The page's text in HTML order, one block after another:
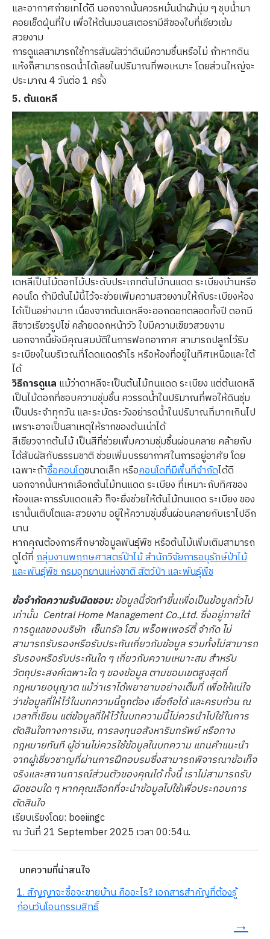
และอากาศถ่ายเทได้ดี นอกจากนั้นควรหมั่นนำผ้านุ่ม ๆ ชุบน้ำมา
คอยเช็ดฝุ่นที่ใบ เพื่อให้ต้นมอนสเตอรามีสีของใบที่เขียวเข้ม
สวยงาม
การดูแลสามารถใช้การสัมผัสว่าดินมีความชื้นหรือไม่ ถ้าหากดิน
แห้งก็สามารถรดน้ำได้เลยในปริมาณที่พอเหมาะ โดยส่วนใหญ่จะ
ประมาณ 4 วันต่อ 1 ครั้ง
5. ต้นเดหลี
เดหลีเป็นไม้ดอกไม้ประดับประเภทต้นไม้ทนแดด ระเบียงบ้านหรือ
คอนโด ถ้ามีต้นไม้นี้ไว้จะช่วยเพิ่มความสวยงามให้กับระเบียงห้อง
ได้เป็นอย่างมาก เนื่องจากต้นเดหลีจะออกดอกตลอดทั้งปี ดอกมี
สีขาวเรียวรูปไข่ คล้ายดอกหน้าวัว ใบมีความเขียวสวยงาม
นอกจากนี้ยังมีคุณสมบัติในการฟอกอากาศ สามารถปลูกไว้ริม
ระเบียงในบริเวณที่โดดแดดรำไร หรือห้องที่อยู่ในทิศเหนือและใต้
ได้
วิธีการดูแล แม้ว่าดาหลีจะเป็นต้นไม้ทนแดด ระเบียง แต่ต้นเดหลี
เป็นไม้ดอกที่ชอบความชุ่มชื้น ควรรดน้ำในปริมาณที่พอให้ดินชุ่ม
เป็นประจำทุกวัน และระมัดระวังอย่ารดน้ำในปริมาณที่มากเกินไป
เพราะอาจเป็นสาเหตุให้รากของต้นเน่าได้
สีเขียวจากต้นไม้ เป็นสีที่ช่วยเพิ่มความชุ่มชื้นผ่อนคลาย คล้ายกับ
ได้สัมผัสกับธรรมชาติ ช่วยเพิ่มบรรยากาศในการอยู่อาศัย​ โดย
เฉพาะถ้าซื้อคอนโดขนาดเล็ก หรือคอนโดที่มีพื้นที่จำกัดได้ดี
นอกจากนั้นหากเลือกต้นไม้ทนแดด ระเบียง ที่เหมาะกับทิศของ
ห้องและการรับแดดแล้ว ก็จะยิ่งช่วยให้ต้นไม้ทนแดด ระเบียง ของ
เรานั้นเติบโตและสวยงาม อยู่ให้ความชุ่มชื้นผ่อนคลายกับเราไปอีก
นาน
หากคุณต้องการศึกษาข้อมูลพันธุ์พืช หรือต้นไม้เพิ่มเติมสามารถ
ดูได้ที่กลุ่มงานพฤกษศาสตร์ป่าไม้ สำนักวิจัยการอนุรักษ์ป่าไม้
และพันธุ์พืช กรมอุทยานแห่งชาติ สัตว์ป่า และพันธุ์พืช
ข้อจำกัดความรับผิดชอบ:ข้อมูลนี้จัดทำขึ้นเพื่อเป็นข้อมูลทั่วไป
เท่านั้น Central Home Management Co.,Ltd. ซึ่งอยู่ภายใต้
การดูแลของบริษัท เซ็นทรัล โฮม พร็อพเพอร์ตี้ จำกัด ไม่
สามารถรับรองหรือรับประกันเกี่ยวกับข้อมูล รวมทั้งไม่สามารถ
รับรองหรือรับประกันใด ๆ เกี่ยวกับความเหมาะสม สำหรับ
วัตถุประสงค์เฉพาะใด ๆ ของข้อมูล ตามขอบเขตสูงสุดที่
กฎหมายอนุญาต แม้ว่าเราได้พยายามอย่างเต็มที่ เพื่อให้แน่ใจ
ว่าข้อมูลที่ให้ไว้ในบทความนี้ถูกต้อง เชื่อถือได้ และครบถ้วน ณ
เวลาที่เขียน แต่ข้อมูลที่ให้ไว้ในบทความนี้ไม่ควรนำไปใช้ในการ
ตัดสินใจทางการเงิน, การลงทุนอสังหาริมทรัพย์ หรือทาง
กฎหมายทันที ผู้อ่านไม่ควรใช้ข้อมูลในบทความ แทนคำแนะนำ
จากผู้เชี่ยวชาญที่ผ่านการฝึกอบรมซึ่งสามารถพิจารณาข้อเท็จ
จริงและสถานการณ์ส่วนตัวของคุณได้ ทั้งนี้ เราไม่สามารถรับ
ผิดชอบใด ๆ หากคุณเลือกที่จะนำข้อมูลไปใช้เพื่อประกอบการ
ตัดสินใจ
เรียบเรียงโดย: boeiingc
ณ วันที่ 21 September 2025 เวลา 00:54น.
บทความที่น่าสนใจ
1. สัญญาจะซื้อจะขายบ้าน คืออะไร? เอกสารสำคัญที่ต้องรู้
ก่อนวันโอนกรรมสิทธิ์
→